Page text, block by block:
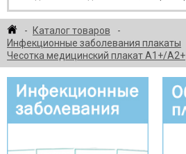
Каталог товаров
Инфекционные заболевания плакаты
Чесотка медицинский плакат А1+/A2+